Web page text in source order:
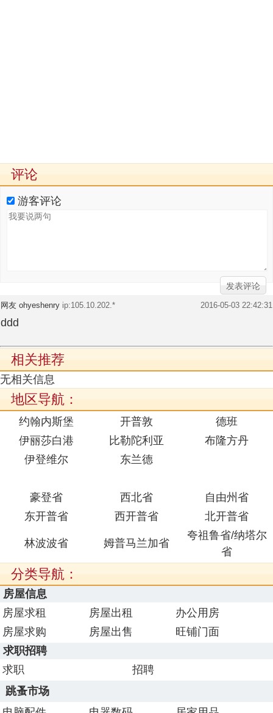
评论
游客评论
网友 ohyeshenry ip:105.10.202.* 2016-05-03 22:42:31
ddd
相关推荐
无相关信息
地区导航：
约翰内斯堡 开普敦
德班
伊丽莎白港
比勒陀利亚
布隆方丹
伊登维尔
东兰德
豪登省 西北省
自由州省
东开普省
西开普省 北开普省
林波波省 姆普马兰加省
夸祖鲁省/纳塔尔
省
分类导航：
房屋信息
房屋求租
房屋出租
办公用房
房屋求购
房屋出售
旺铺门面
求职招聘
求职
招聘
跳蚤市场